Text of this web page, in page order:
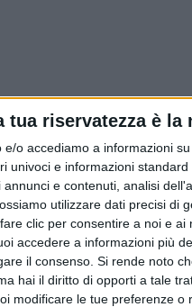
tua riservatezza è la
e/o accediamo a informazioni
univoci e informazioni
e contenuti, analisi
utilizzare dati precisi di
clic per consentire a noi e
accedere a informazioni più
il consenso. Si rende noto
hai il diritto di opporti a tale
modificare le tue preferenze o